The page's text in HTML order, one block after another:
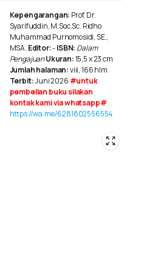
Kepengarangan: Prof. Dr.
Syarifuddin, M.Soc.Sc. Ridho
Muhammad Purnomosidi, SE.,
MSA. Editor:-ISBN: Dalam
PengajuanUkuran:15,5 x 23 cm
Jumlah halaman:viii, 166 hlm
Terbit:Juni 2026 #untuk
pembelian buku silakan
kontak kami via whatsapp#
https://wa.me/6281802556554